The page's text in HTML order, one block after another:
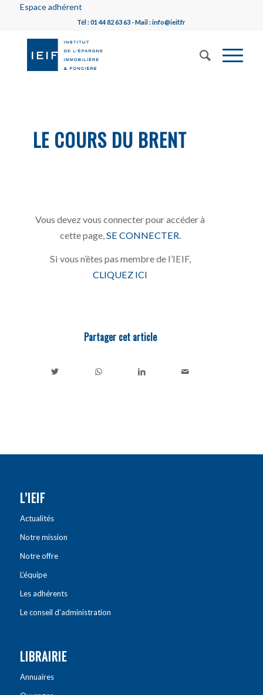
Espace adhérent
Tél : 01 44 82 63 63 - Mail : info@ieif.fr
LE COURS DU BRENT
Vous devez vous connecter pour accéder à
cette page, SE CONNECTER
Si vous n’êtes pas membre de l’IEIF,
CLIQUEZ ICI
Partager cet article
L’IEIF
Actualités
Notre mission
Notre offre
L’équipe
Les adhérents
Le conseil d’administration
LIBRAIRIE
Annuaires